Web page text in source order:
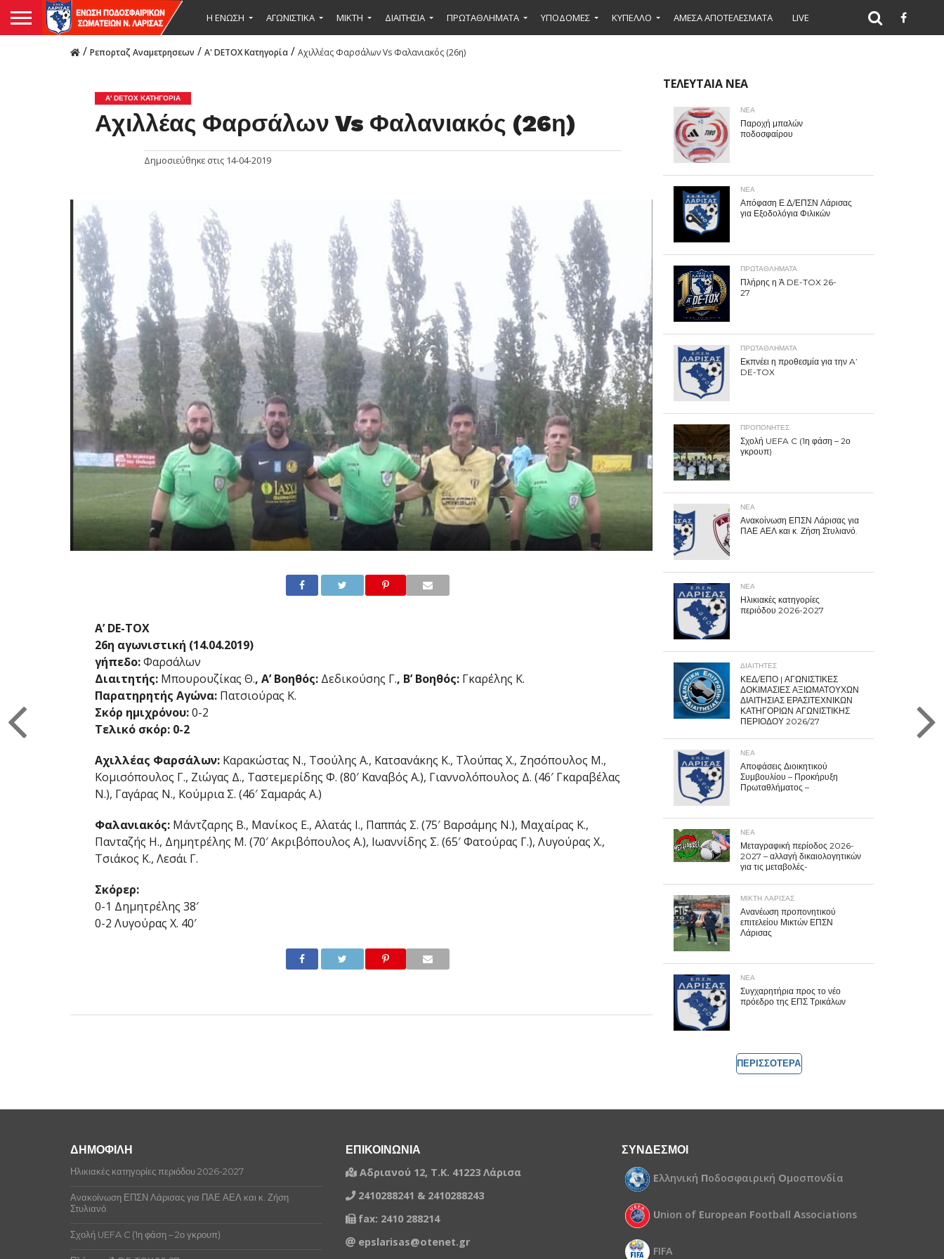
Η ΕΝΩΣΗ ΑΓΩΝΙΣΤΙΚΑ ΜΙΚΤΉ ΔΙΑΙΤΗΣΙΑ ΠΡΩΤΑΘΛΗΜΑΤΑ ΥΠΟΔΟΜΕΣ ΚΥΠΕΛΛΟ ΑΜΕΣΑ ΑΠΟΤΕΛΕΣΜΑΤΑ LIVE
/ Ρεπορταζ Αναμετρησεων / Α' DETOX Κατηγορία / Αχιλλέας Φαρσάλων Vs Φαλανιακός (26η)
Α' DETOX ΚΑΤΗΓΟΡΊΑ
Αχιλλέας Φαρσάλων Vs Φαλανιακός (26η)
Δημοσιεύθηκε στις 14-04-2019
Α’ DE-TOX
26η αγωνιστική (14.04.2019)
γήπεδο:Φαρσάλων
Διαιτητής: Μπουρουζίκας Θ., Α’ Βοηθός: Δεδικούσης Γ., Β’ Βοηθός: Γκαρέλης Κ.
Παρατηρητής Αγώνα: Πατσιούρας Κ.
Σκόρ ημιχρόνου:0-2
Τελικό σκόρ: 0-2
Αχιλλέας Φαρσάλων:Καρακώστας Ν., Τσούλης Α., Κατσανάκης Κ., Τλούπας Χ., Ζησόπουλος Μ.,
Κομισόπουλος Γ., Ζιώγας Δ., Ταστεμερίδης Φ. (80′ Καναβός Α.), Γιαννολόπουλος Δ. (46′ Γκαραβέλας
Ν.), Γαγάρας Ν., Κούμρια Σ. (46′ Σαμαράς Α.)
Φαλανιακός: Μάντζαρης Β., Μανίκος Ε., Αλατάς Ι., Παππάς Σ. (75′ Βαρσάμης Ν.), Μαχαίρας Κ.,
Πανταζής Η., Δημητρέλης Μ. (70′ Ακριβόπουλος Α.), Ιωαννίδης Σ. (65′ Φατούρας Γ.), Λυγούρας Χ.,
Τσιάκος Κ., Λεσάι Γ.
Σκόρερ:
0-1 Δημητρέλης 38′
0-2 Λυγούρας Χ. 40′
ΤΕΛΕΥΤΑΙΑ ΝΕΑ
ΝΕΑ
Παροχή μπαλών
ποδοσφαίρου
ΝΕΑ
Απόφαση Ε.Δ/ΕΠΣΝ Λάρισας
για Εξοδολόγια Φιλικών
ΠΡΩΤΑΘΛΉΜΑΤΑ
Πλήρης η Ά DE-TOX 26-
27
ΠΡΩΤΑΘΛΉΜΑΤΑ
Εκπνέει η προθεσμία για την A’
DE-TOX
ΠΡΟΠΟΝΗΤΈΣ
Σχολή UEFA C (1η φάση – 2ο
γκρουπ)
ΝΕΑ
Ανακοίνωση ΕΠΣΝ Λάρισας για
ΠΑΕ ΑΕΛ και κ. Ζήση Στυλιανό.
ΝΕΑ
Ηλικιακές κατηγορίες
περιόδου 2026-2027
ΔΙΑΙΤΗΤΕΣ
ΚΕΔ/ΕΠΟ | ΑΓΩΝΙΣΤΙΚΕΣ
ΔΟΚΙΜΑΣΙΕΣ ΑΞΙΩΜΑΤΟΥΧΩΝ
ΔΙΑΙΤΗΣΙΑΣ ΕΡΑΣΙΤΕΧΝΙΚΩΝ
ΚΑΤΗΓΟΡΙΩΝ ΑΓΩΝΙΣΤΙΚΗΣ
ΠΕΡΙΟΔΟΥ 2026/27
ΝΕΑ
Αποφάσεις Διοικητικού
Συμβουλίου – Προκήρυξη
Πρωταθλήματος –
ΝΕΑ
Μεταγραφική περίοδος 2026-
2027 – αλλαγή δικαιολογητικών
για τις μεταβολές-
ΜΙΚΤΗ ΛΑΡΙΣΑΣ
Ανανέωση προπονητικού
επιτελείου Μικτών ΕΠΣΝ
Λάρισας
ΝΕΑ
Συγχαρητήρια προς το νέο
πρόεδρο της ΕΠΣ Τρικάλων
ΠΕΡΙΣΣΟΤΕΡΑ
ΔΗΜΟΦΙΛΗ
Ηλικιακές κατηγορίες περιόδου 2026-2027
Ανακοίνωση ΕΠΣΝ Λάρισας για ΠΑΕ ΑΕΛ και κ. Ζήση
Στυλιανό.
Σχολή UEFA C (1η φάση – 2ο γκρουπ)
ΕΠΙΚΟΙΝΩΝΙΑ
Αδριανού 12, Τ.Κ. 41223 Λάρισα
2410288241 & 2410288243
fax: 2410 288214
epslarisas@otenet.gr
ΣΥΝΔΕΣΜΟΙ
Ελληνική Ποδοσφαιρική Ομοσπονδία
Union of European Football Associations
FIFA